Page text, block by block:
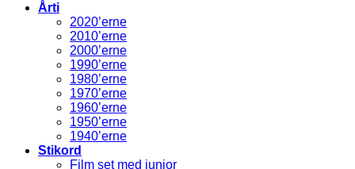
Årti
2020’erne
2010’erne
2000’erne
1990’erne
1980’erne
1970’erne
1960’erne
1950’erne
1940’erne
Stikord
Film set med junior